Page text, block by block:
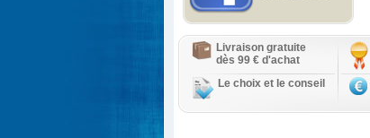
Livraison gratuite
dès 99 € d'achat
Le choix et le conseil